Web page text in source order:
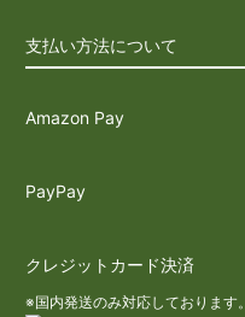
支払い方法について
Amazon Pay
PayPay
クレジットカード決済
※国内発送のみ対応しております。